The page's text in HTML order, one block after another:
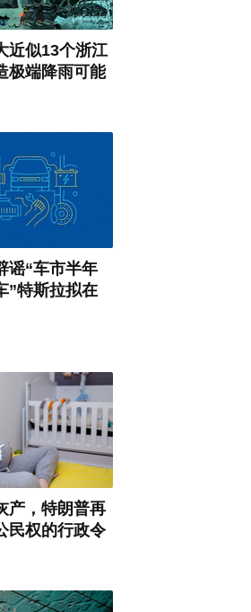
近似13个浙江
极端降雨可能
谣“车市半年
”特斯拉拟在
产，特朗普再
民权的行政令